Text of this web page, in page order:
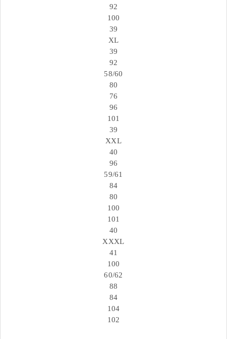
92
100
39
XL
39
92
58/60
80
76
96
101
39
XXL
40
96
59/61
84
80
100
101
40
XXXL
41
100
60/62
88
84
104
102